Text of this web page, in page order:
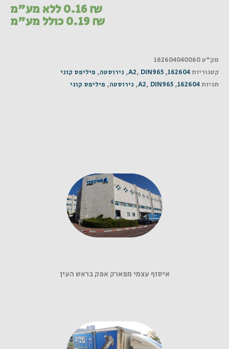
0.16₪ ללא מע"מ
0.19₪ כולל מע"מ
מק"ט 162604040060
קטגוריות162604
,
A2, DIN965
, נירוסטה, פיליפס קוני
תגיות162604
,
A2, DIN965
, נירוסטה, פיליפס קוני
איסוף עצמי מפארק אפק בראש העין